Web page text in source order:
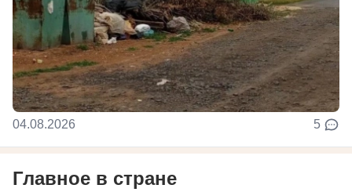
04.08.2026 5
Главное в стране